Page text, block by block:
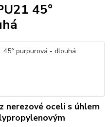
45°
nerezové oceli s úhlem